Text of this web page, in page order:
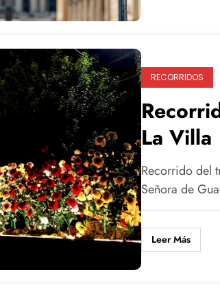
RECORRIDOS
La Villa
Recorrido del
Señora de
Leer Más